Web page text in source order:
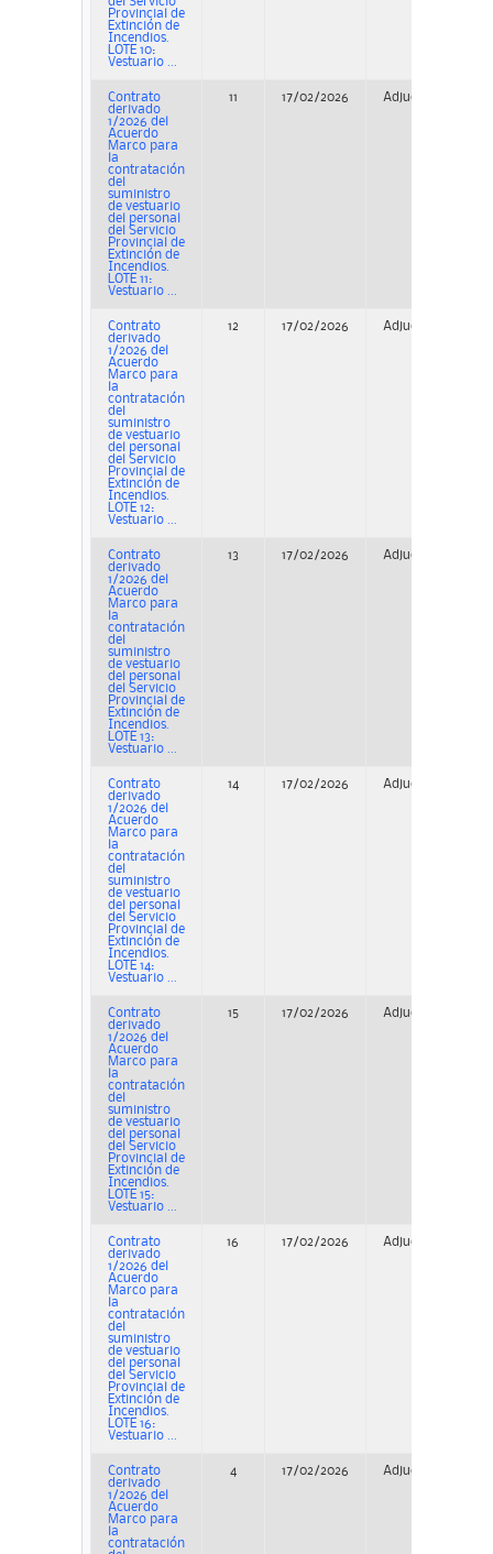
Provincial de
Extinción de
Incendios.
LOTE 10:
Vestuario ...
Contrato
derivado
1/2026 del
Acuerdo
Marco para
la
contratación
del
suministro
de vestuario
del personal
del Servicio
Provincial de
Extinción de
Incendios.
LOTE 11:
Vestuario ...
11 17/02/2026 Adjudicación
Contrato
derivado
1/2026 del
Acuerdo
Marco para
la
contratación
del
suministro
de vestuario
del personal
del Servicio
Provincial de
Extinción de
Incendios.
LOTE 12:
Vestuario ...
12 17/02/2026 Adjudicación
Contrato
derivado
1/2026 del
Acuerdo
Marco para
la
contratación
del
suministro
de vestuario
del personal
del Servicio
Provincial de
Extinción de
Incendios.
LOTE 13:
Vestuario ...
13 17/02/2026 Adjudicación
Contrato
derivado
1/2026 del
Acuerdo
Marco para
la
contratación
del
suministro
de vestuario
del personal
del Servicio
Provincial de
Extinción de
Incendios.
LOTE 14:
Vestuario ...
14 17/02/2026 Adjudicación
Contrato
derivado
1/2026 del
Acuerdo
Marco para
la
contratación
del
suministro
de vestuario
del personal
del Servicio
Provincial de
Extinción de
Incendios.
LOTE 15:
Vestuario ...
15 17/02/2026 Adjudicación
Contrato
derivado
1/2026 del
Acuerdo
Marco para
la
contratación
del
suministro
de vestuario
del personal
del Servicio
Provincial de
Extinción de
Incendios.
LOTE 16:
Vestuario ...
16 17/02/2026 Adjudicación
Contrato
derivado
1/2026 del
Acuerdo
Marco para
la
contratación
4 17/02/2026 Adjudicación